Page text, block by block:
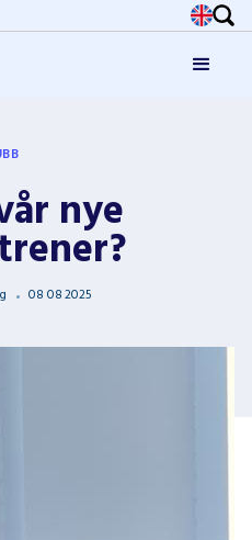
nye
08 082025